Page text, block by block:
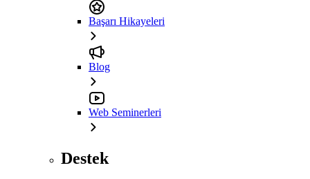
Başarı Hikayeleri
Blog
Web Seminerleri
Destek